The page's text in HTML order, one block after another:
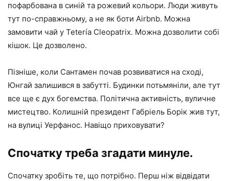
пофарбована в синій та рожевий кольори. Люди живуть
тут по-справжньому, а не як боти Airbnb. Можна
замовити чай у Tetería Cleopatrix. Можна дозволити собі
кішок. Це дозволено.
Пізніше, коли Сантамен почав розвиватися на сході,
Юнгай залишився в забутті. Будинки потьмяніли, але тут
все ще є дух богемства. Політична активність, вуличне
мистецтво. Колишній президент Габріель Борік жив тут,
на вулиці Уерфанос. Навіщо приховувати?
Спочатку треба згадати минуле.
Спочатку зробіть те, що потрібно. Перш ніж відвідати